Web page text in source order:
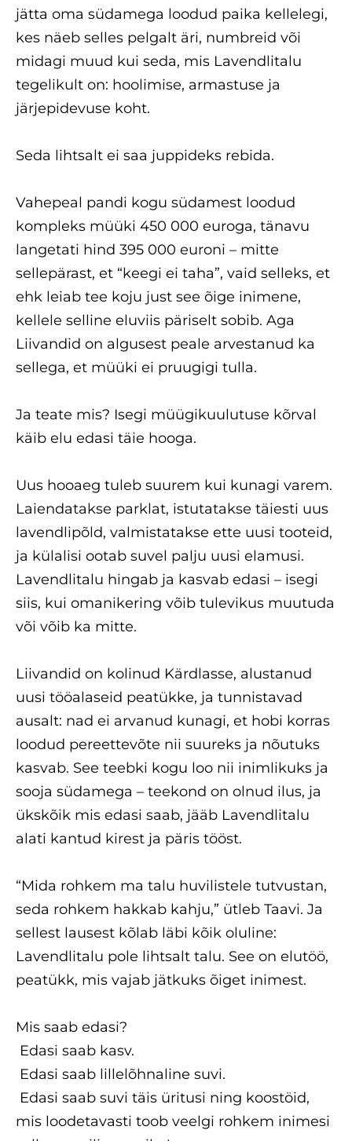
jätta oma südamega loodud paika kellelegi,
kes näeb selles pelgalt äri, numbreid või
midagi muud kui seda, mis Lavendlitalu
tegelikult on: hoolimise, armastuse ja
järjepidevuse koht.
Seda lihtsalt ei saa juppideks rebida.
Vahepeal pandi kogu südamest loodud
kompleks müüki 450 000 euroga, tänavu
langetati hind 395 000 euroni – mitte
sellepärast, et “keegi ei taha”, vaid selleks, et
ehk leiab tee koju just see õige inimene,
kellele selline eluviis päriselt sobib. Aga
Liivandid on algusest peale arvestanud ka
sellega, et müüki ei pruugigi tulla.
Ja teate mis? Isegi müügikuulutuse kõrval
käib elu edasi täie hooga.
Uus hooaeg tuleb suurem kui kunagi varem.
Laiendatakse parklat, istutatakse täiesti uus
lavendlipõld, valmistatakse ette uusi tooteid,
ja külalisi ootab suvel palju uusi elamusi.
Lavendlitalu hingab ja kasvab edasi – isegi
siis, kui omanikering võib tulevikus muutuda
või võib ka mitte.
Liivandid on kolinud Kärdlasse, alustanud
uusi tööalaseid peatükke, ja tunnistavad
ausalt: nad ei arvanud kunagi, et hobi korras
loodud pereettevõte nii suureks ja nõutuks
kasvab. See teebki kogu loo nii inimlikuks ja
sooja südamega – teekond on olnud ilus, ja
ükskõik mis edasi saab, jääb Lavendlitalu
alati kantud kirest ja päris tööst.
“Mida rohkem ma talu huvilistele tutvustan,
seda rohkem hakkab kahju,” ütleb Taavi. Ja
sellest lausest kõlab läbi kõik oluline:
Lavendlitalu pole lihtsalt talu. See on elutöö,
peatükk, mis vajab jätkuks õiget inimest.
Mis saab edasi?
Edasi saab kasv.
Edasi saab lillelõhnaline suvi.
Edasi saab suvi täis üritusi ning koostöid,
mis loodetavasti toob veelgi rohkem inimesi